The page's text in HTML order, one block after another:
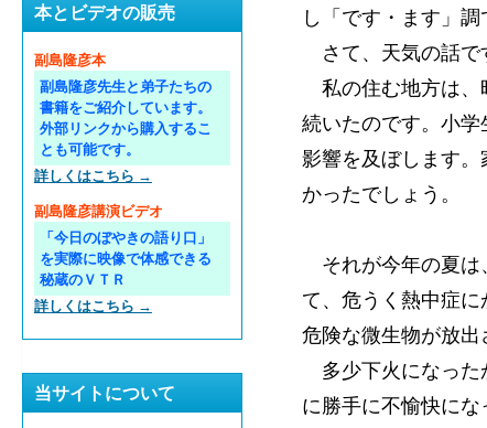
し「です・ます」調
さて、天気の話で
私の住む地方は、
続いたのです。小
影響を及ぼします
かったでしょう。
それが今年の夏は
て、危うく熱中症
危険な微生物が放出
多少下火になった
に勝手に不愉快に
本とビデオの販売
副島隆彦本
副島隆彦先生と弟子たちの
書籍をご紹介しています。
外部リンクから購入するこ
とも可能です。
詳しくはこちら →
副島隆彦講演ビデオ
「今日のぼやきの語り口」
を実際に映像で体感できる
秘蔵のＶＴＲ
詳しくはこちら →
当サイトについて